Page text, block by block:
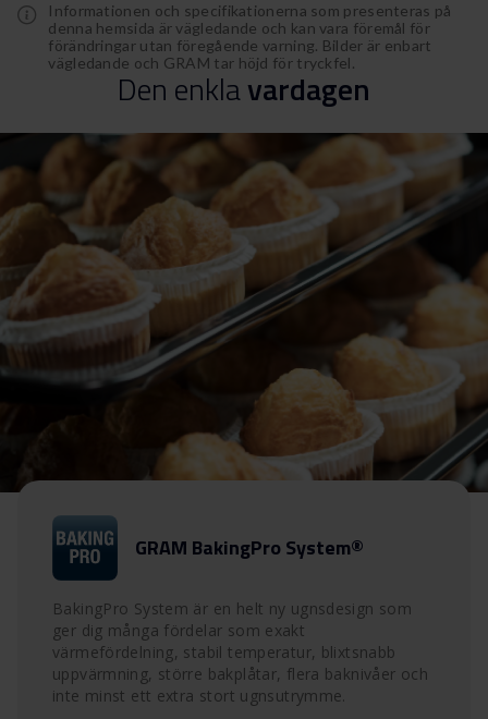
Informationen och specifikationerna som presenteras på
denna hemsida är vägledande och kan vara föremål för
förändringar utan föregående varning. Bilder är enbart
vägledande och GRAM tar höjd för tryckfel.
Den enklavardagen
GRAM BakingPro System®
BakingPro System är en helt ny ugnsdesign som
ger dig många fördelar som exakt
värmefördelning, stabil temperatur, blixtsnabb
uppvärmning, större bakplåtar, flera baknivåer och
inte minst ett extra stort ugnsutrymme.